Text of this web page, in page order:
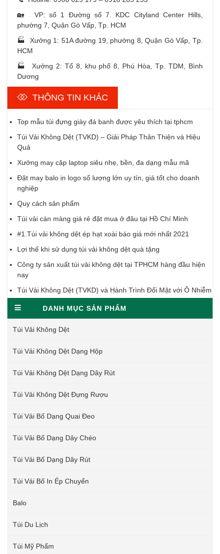
🏡 VP: số 1 Đường số 7. KDC Cityland Center Hills,
phường 7, Quận Gò Vấp, Tp. HCM
🏭 Xưởng 1: 51A đường 19, phường 8, Quận Gò Vấp, Tp.
HCM
🏭 Xưởng 2: Tổ 8, khu phố 8, Phú Hòa, Tp. TDM, Bình
Dương
THÔNG TIN KHÁC
Top mẫu túi đựng giày đá banh được yêu thích tại tphcm
Túi Vải Không Dệt (TVKD) – Giải Pháp Thân Thiện và Hiệu
Quả
Xưởng may cặp laptop siêu nhẹ, bền, đa dạng mẫu mã
Đặt may balo in logo số lượng lớn uy tín, giá tốt cho doanh
nghiệp
Quy cách sản phẩm
Túi vải cán màng giá rẻ đặt mua ở đâu tại Hồ Chí Minh
#1.Túi vải không dệt ép hạt xoài báo giá mới nhất 2021
Lợi thế khi sử dụng túi vải không dệt quà tặng
Công ty sản xuất túi vải không dệt tại TPHCM hàng đầu hiện
nay
Túi Vải Không Dệt (TVKD) và Hành Trình Đối Mặt với Ô Nhiễm
DANH MỤC SẢN PHẨM
Túi Vải Không Dệt
Túi Vải Không Dệt Dạng Hộp
Túi Vải Không Dệt Dạng Dây Rút
Túi Vải Không Dệt Đựng Rượu
Túi Vải Bố Dạng Quai Đeo
Túi Vải Bố Dạng Dây Chéo
Túi Vải Bố Dạng Dây Rút
Túi Vải Bố In Ép Chuyển
Balo
Túi Du Lịch
Túi Mỹ Phẩm